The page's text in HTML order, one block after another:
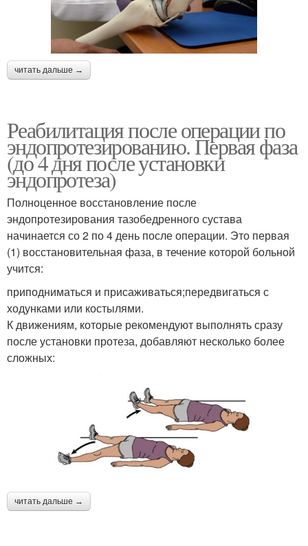
читать дальше →
Реабилитация после операции по
эндопротезированию. Первая фаза
(до 4 дня после установки
эндопротеза)
Полноценное восстановление после
эндопротезирования тазобедренного сустава
начинается со 2 по 4 день после операции. Это первая
(1) восстановительная фаза, в течение которой больной
учится:
приподниматься и присаживаться;передвигаться с
ходунками или костылями.
К движениям, которые рекомендуют выполнять сразу
после установки протеза, добавляют несколько более
сложных:
читать дальше →